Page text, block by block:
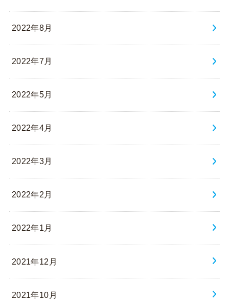
2022年8月
2022年7月
2022年5月
2022年4月
2022年3月
2022年2月
2022年1月
2021年12月
2021年10月